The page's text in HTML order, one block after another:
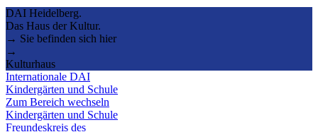
DAI Heidelberg.
Das Haus der Kultur.
→ Sie befinden sich hier
→
Kulturhaus
Internationale DAI
Kindergärten und Schule
Zum Bereich wechseln
Kindergärten und Schule
Freundeskreis des